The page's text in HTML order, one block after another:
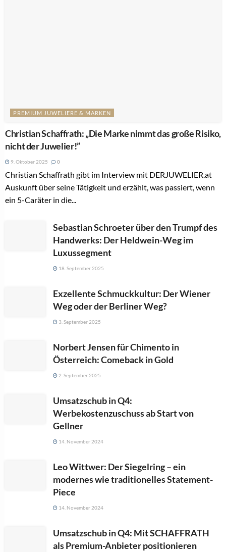
PREMIUM JUWELIERE & MARKEN
Christian Schaffrath: „Die Marke nimmt das große Risiko,
nicht der Juwelier!”
9. Oktober 2025 0
Christian Schaffrath gibt im Interview mit DERJUWELIER.at
Auskunft über seine Tätigkeit und erzählt, was passiert, wenn
ein 5-Caräter in die...
Sebastian Schroeter über den Trumpf des
Handwerks: Der Heldwein-Weg im
Luxussegment
18. September 2025
Exzellente Schmuckkultur: Der Wiener
Weg oder der Berliner Weg?
3. September 2025
Norbert Jensen für Chimento in
Österreich: Comeback in Gold
2. September 2025
Umsatzschub in Q4:
Werbekostenzuschuss ab Start von
Gellner
14. November 2024
Leo Wittwer: Der Siegelring – ein
modernes wie traditionelles Statement-
Piece
14. November 2024
Umsatzschub in Q4: Mit SCHAFFRATH
als Premium-Anbieter positionieren